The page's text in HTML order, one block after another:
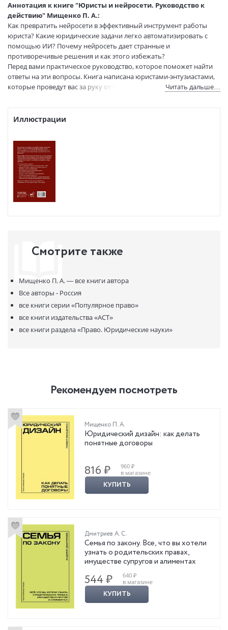
Тип обложки:
Твердый переплет
Формат:
60х84 1/84
Размеры в мм
(ДхШхВ):
205x145x17
Вес:
345 гр.
Страниц:
224
Тираж:
5000 экз.
Код товара:
1257575
ISBN:
Аннотация к книге "Юристы и нейросети. Руководство к
действию" Мищенко П. А.:
Как превратить нейросети в эффективный инструмент работы
юриста? Какие юридические задачи легко автоматизировать с
помощью ИИ? Почему нейросеть дает странные и
противоречивые решения и как этого избежать?
Перед вами практическое руководство, которое поможет найти
ответы на эти вопросы. Книга написана юристами-энтузиастами,
которые проведут вас за руку от первого знакомства с ИИ до его
С этой книгой вы сможете:
точные результаты;
— делегировать рутину, освободив время для стратегических
задач;
— разобраться в сложностях регулирования, которые вызывают
нейросети;
— узнать, как технологии меняют профессию и какие навыки
Читать дальше…
Иллюстрации
Смотрите также
Мищенко П. А. — все книги автора
Все авторы - Россия
все книги серии«Популярное право»
все книги издательства«АСТ»
все книги раздела«Право. Юридические науки»
Рекомендуем посмотреть
Мищенко П. А.
Юридический дизайн: как делать
понятные договоры
816 ₽
960 ₽
в магазине
КУПИТЬ
Дмитриев А. С.
Семья по закону. Все, что вы хотели
узнать о родительских правах,
имуществе супругов и алиментах
544 ₽
640 ₽
в магазине
КУПИТЬ